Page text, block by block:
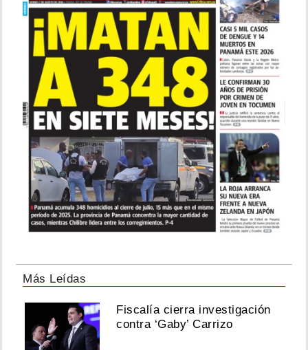
Más Leídas
Fiscalía cierra investigación
contra ‘Gaby’ Carrizo